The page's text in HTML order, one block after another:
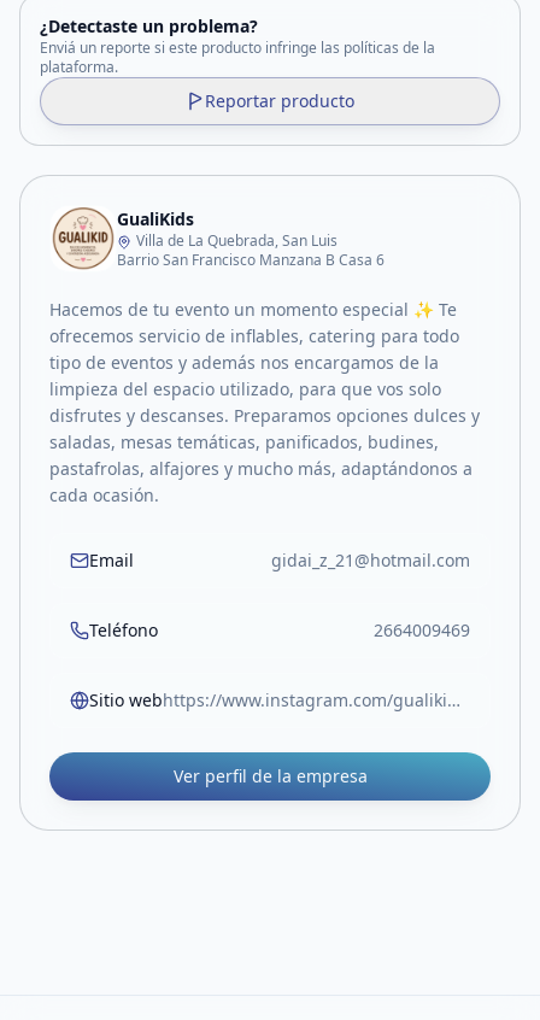
¿Detectaste un problema?
Enviá un reporte si este producto infringe las políticas de la
plataforma.
Reportar producto
GualiKids
Villa de La Quebrada, San Luis
Barrio San Francisco Manzana B Casa 6
Hacemos de tu evento un momento especial ✨ Te
ofrecemos servicio de inflables, catering para todo
tipo de eventos y además nos encargamos de la
limpieza del espacio utilizado, para que vos solo
disfrutes y descanses. Preparamos opciones dulces y
saladas, mesas temáticas, panificados, budines,
pastafrolas, alfajores y mucho más, adaptándonos a
cada ocasión.
Email gidai_z_21@hotmail.com
Teléfono 2664009469
Sitio web https://www.instagram.com/gualikidss?igsh=c2k2MGx6NGNoaGdk
Ver perfil de la empresa